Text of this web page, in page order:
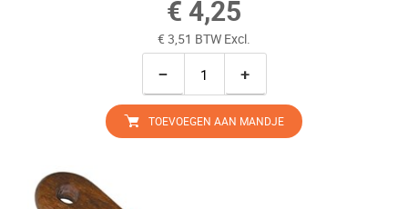
€ 4,25
€ 3,51 BTW Excl.
− +
TOEVOEGEN AAN MANDJE